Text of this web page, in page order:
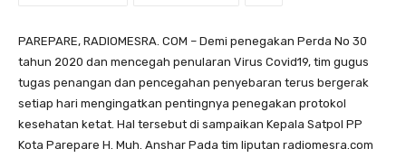
PAREPARE, RADIOMESRA. COM – Demi penegakan Perda No 30
tahun 2020 dan mencegah penularan Virus Covid19, tim gugus
tugas penangan dan pencegahan penyebaran terus bergerak
setiap hari mengingatkan pentingnya penegakan protokol
kesehatan ketat. Hal tersebut di sampaikan Kepala Satpol PP
Kota Parepare H. Muh. Anshar Pada tim liputan radiomesra.com